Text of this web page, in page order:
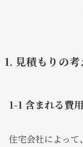
1. 見積もりの
1-1 含まれる費
住宅会社によっ